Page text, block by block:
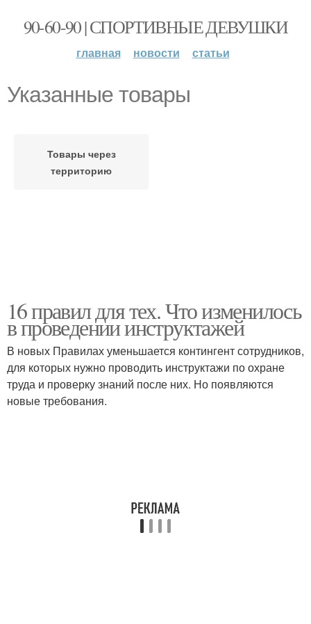
90-60-90 | СПОРТИВНЫЕ ДЕВУШКИ
главная новости статьи
Указанные товары
Товары через
территорию
16 правил для тех. Что изменилось
в проведении инструктажей
В новых Правилах уменьшается контингент сотрудников,
для которых нужно проводить инструктажи по охране
труда и проверку знаний после них. Но появляются
новые требования.